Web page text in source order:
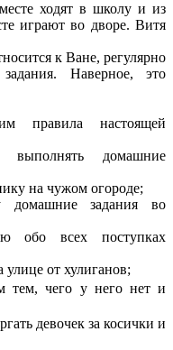
ходят в школу и из
играют во дворе. Витя
к Ване, регулярно
Наверное, это
правила настоящей
выполнять домашние
на чужом огороде;
домашние задания во
обо всех поступках
от хулиганов;
тем, чего у него нет и
девочек за косички и